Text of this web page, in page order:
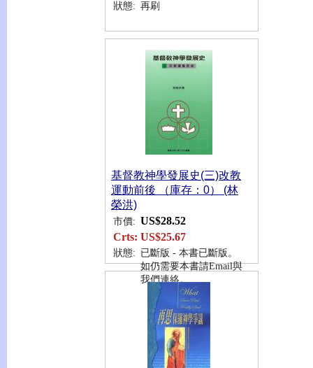
狀態: 再刷
基督教神學發展史(三)改教
運動前後 （庫存：0） (林
榮洪)
市價: US$28.52
Crts: US$25.67
狀態: 已斷版 - 本書已斷版。
如仍需要本書請Email與
我們連絡。